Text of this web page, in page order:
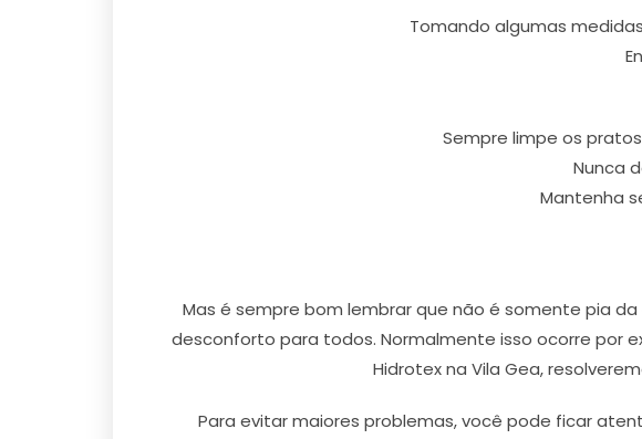
Tomando algumas
Sempre limpe os
Nunca
Mantenha
Mas é sempre bom lembrar que não é somente pia
desconforto para todos. Normalmente isso ocorre por
Hidrotex na Vila Gea,
Para evitar maiores problemas, você pode ficar